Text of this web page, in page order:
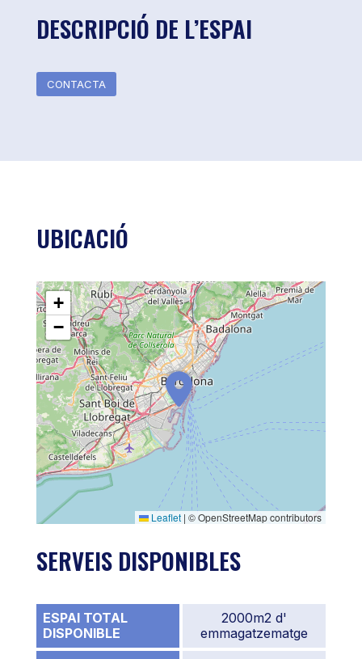
DESCRIPCIÓ DE L’ESPAI
CONTACTA
UBICACIÓ
+
−
Leaflet | © OpenStreetMap contributors
SERVEIS DISPONIBLES
ESPAI TOTAL
DISPONIBLE
2000m2 d'
emmagatzematge